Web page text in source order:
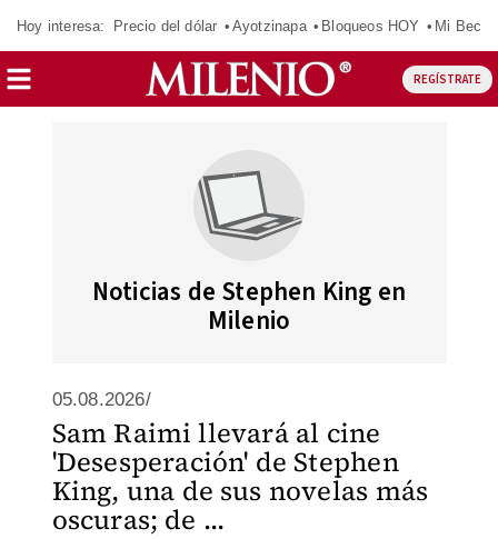
Hoy interesa: Precio del dólar Ayotzinapa Bloqueos HOY Mi Beca
REGÍSTRATE
Noticias de Stephen King en
Milenio
05.08.2026/
Sam Raimi llevará al cine
'Desesperación' de Stephen
King, una de sus novelas más
oscuras; de ...